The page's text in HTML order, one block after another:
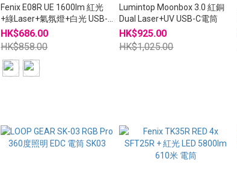
Fenix E08R UE 1600lm 紅光
+綠Laser+氣氛燈+白光 USB-C
充電 電筒
HK$686.00
HK$858.00
Lumintop Moonbox 3.0 紅銅
Dual Laser+UV USB-C電筒
HK$925.00
HK$1,025.00